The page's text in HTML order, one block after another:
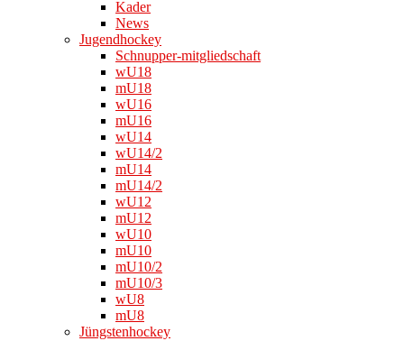
Kader
News
Jugendhockey
Schnupper-mitgliedschaft
wU18
mU18
wU16
mU16
wU14
wU14/2
mU14
mU14/2
wU12
mU12
wU10
mU10
mU10/2
mU10/3
wU8
mU8
Jüngstenhockey